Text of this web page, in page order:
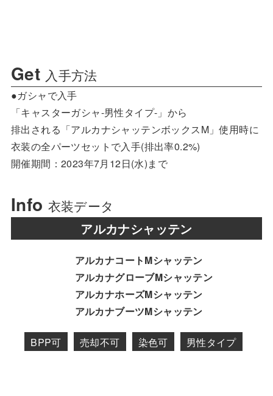
Get 入手方法
●ガシャで入手
「キャスターガシャ-男性タイプ-」から
排出される「アルカナシャッテンボックスM」使用時に
衣装の全パーツセットで入手(排出率0.2%)
開催期間：2023年7月12日(水)まで
Info 衣装データ
アルカナシャッテン
アルカナコートMシャッテン
アルカナグローブMシャッテン
アルカナホーズMシャッテン
アルカナブーツMシャッテン
BPP可 売却不可 染色可 男性タイプ